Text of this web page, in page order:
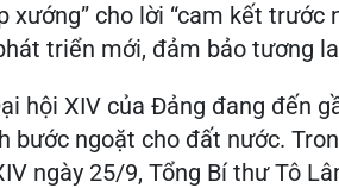
xướng” cho lời “cam kết trước
triển mới, đảm bảo tương
hội XIV của Đảng đang đến
bước ngoặt cho đất nước.
ngày 25/9, Tổng Bí thư Tô